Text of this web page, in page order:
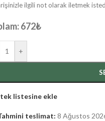
ilgili not olarak iletmek
672₺
+
listesine ekle
teslimat: 8 Ağustos